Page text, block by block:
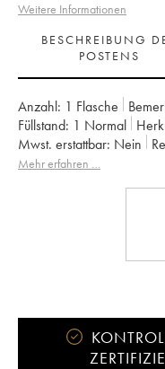
Weitere Informationen
BESCHREIBUNG
POSTENS
Anzahl: 1 Flasche
Füllstand: 1 Normal
Mwst. erstattbar:
nein
Appellation:
Mehr erfahren …